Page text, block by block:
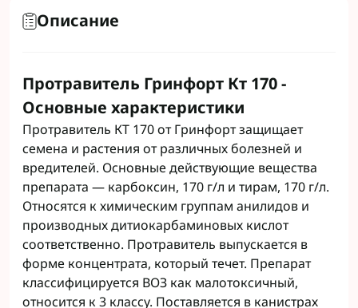
Описание
Протравитель Гринфорт Кт 170 -
Основные характеристики
Протравитель КТ 170 от Гринфорт защищает
семена и растения от различных болезней и
вредителей. Основные действующие вещества
препарата — карбоксин, 170 г/л и тирам, 170 г/л.
Относятся к химическим группам анилидов и
производных дитиокарбаминовых кислот
соответственно. Протравитель выпускается в
форме концентрата, который течет. Препарат
классифицируется ВОЗ как малотоксичный,
относится к 3 классу. Поставляется в канистрах